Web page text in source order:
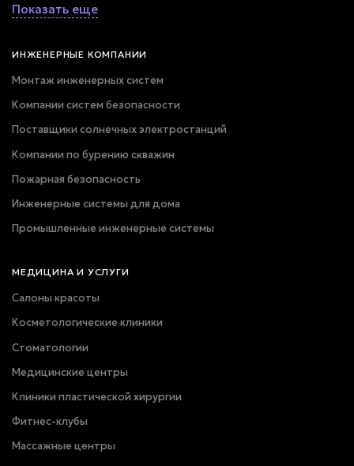
Показать еще
ИНЖЕНЕРНЫЕ КОМПАНИИ
Монтаж инженерных систем
Компании систем безопасности
Поставщики солнечных электростанций
Компании по бурению скважин
Пожарная безопасность
Инженерные системы для дома
Промышленные инженерные системы
МЕДИЦИНА И УСЛУГИ
Салоны красоты
Косметологические клиники
Стоматологии
Медицинские центры
Клиники пластической хирургии
Фитнес-клубы
Массажные центры